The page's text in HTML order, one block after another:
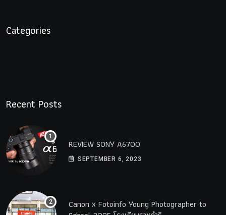
Categories
Recent Posts
REVIEW SONY A6700
SEPTEMBER 6, 2023
Canon x Fotoinfo​ Young​ Photographer to